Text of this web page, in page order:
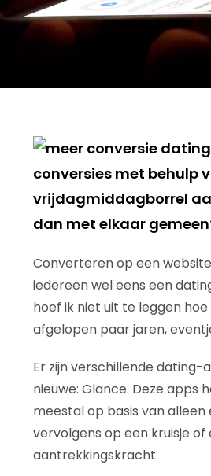
conversies met behulp
vrijdagmiddagborrel
dan met elkaar
Converteren op een
iedereen wel eens een
hoef ik niet uit te leggen
afgelopen paar jaren,
Er zijn verschillende dating-
nieuwe: Glance. Deze apps
meestal op basis van
vervolgens op een kruisje
aantrekkingskracht.